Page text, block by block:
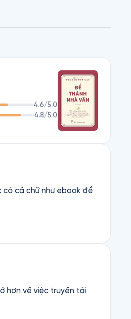
giỏi về kỹ thuật viết mà
4.6/5.0
4.8/5.0
có cả chữ như ebook để
hơn về việc truyền tải